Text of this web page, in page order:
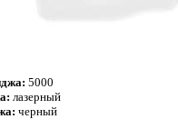
5000
лазерный
черный